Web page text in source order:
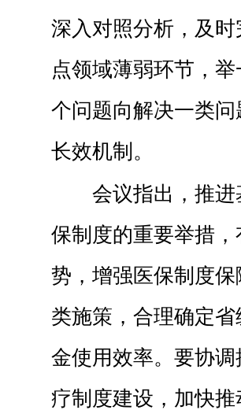
深入对照分析，及
点领域薄弱环节，
个问题向解决一类
长效机制。
会议指出，推
保制度的重要举措
势，增强医保制度
类施策，合理确定
金使用效率。要协
疗制度建设，加快